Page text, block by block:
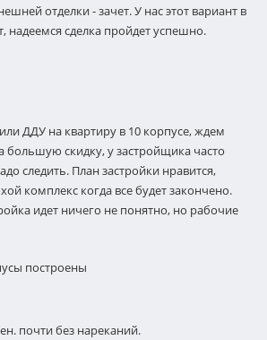
отделки - зачет. У нас этот вариант в
надеемся сделка пройдет успешно.
ДДУ на квартиру в 10 корпусе, ждем
большую скидку, у застройщика часто
следить. План застройки нравится,
комплекс когда все будет закончено.
идет ничего не понятно, но рабочие
построены
почти без нареканий.